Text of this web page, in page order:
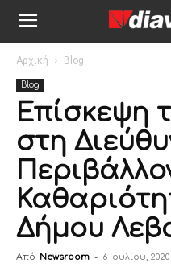
Αρχική Blog
Blog
Επίσκεψη
στη
Δήμου
Από Newsroom - 6 Ιουλίου, 2020